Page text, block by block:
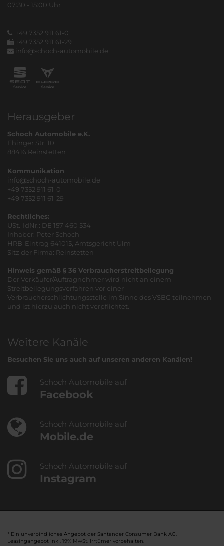
07:30 - 15:00 Uhr
+49 7352 911 61-0
+49 7352 911 61-29
info@schoch-automobile.de
Herausgeber
Schoch Automobile e.K.
Ehinger Str. 10
88416 Reinstetten
Kommunikation
info@schoch-automobile.de
+49 7352 911 61-0
+49 7352 911 61-29
Rechtliches:
USt.-IdNr.: DE 157 460 534
Inhaber: Peter Schoch
HRB-Eintrag 641015, Amtsgericht Ulm
Sitz der Firma: Reinstetten
Hinweis gemäß § 36 Verbraucherstreitbeilegung
Der Verkäufer/Auftragnehmer wird nicht an einem
Streitbeilegungsverfahren vor einer
Verbraucherschlichtungsstelle im Sinne des VSBG teilnehmen
und ist hierzu auch nicht verpflichtet.
Weitere Kanäle
Besuchen Sie uns auch auf unseren anderen Kanälen!
Schoch Automobile auf
Facebook
Schoch Automobile auf
Mobile.de
Schoch Automobile auf
Instagram
¹ Ein unverbindliches Angebot der Santander Consumer Bank AG.
Leasingangebot inkl. 19% MwSt. Irrtümer vorbehalten.